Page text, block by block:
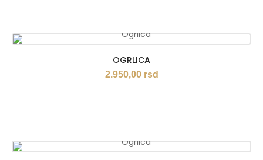
OGRLICA
2.950,00 rsd